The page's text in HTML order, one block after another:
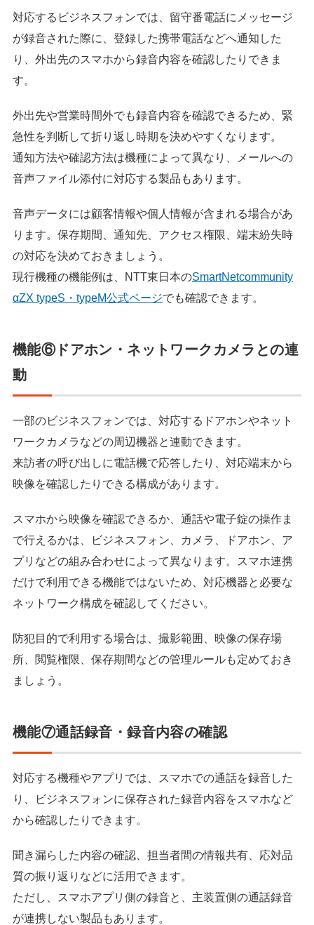
対応するビジネスフォンでは、留守番電話にメッセージ
が録音された際に、登録した携帯電話などへ通知した
り、外出先のスマホから録音内容を確認したりできま
す。
外出先や営業時間外でも録音内容を確認できるため、緊
急性を判断して折り返し時期を決めやすくなります。
通知方法や確認方法は機種によって異なり、メールへの
音声ファイル添付に対応する製品もあります。
音声データには顧客情報や個人情報が含まれる場合があ
ります。保存期間、通知先、アクセス権限、端末紛失時
の対応を決めておきましょう。
現行機種の機能例は、NTT東日本のSmartNetcommunity
αZX typeS・typeM公式ページでも確認できます。
機能⑥ドアホン・ネットワークカメラとの連
動
一部のビジネスフォンでは、対応するドアホンやネット
ワークカメラなどの周辺機器と連動できます。
来訪者の呼び出しに電話機で応答したり、対応端末から
映像を確認したりできる構成があります。
スマホから映像を確認できるか、通話や電子錠の操作ま
で行えるかは、ビジネスフォン、カメラ、ドアホン、ア
プリなどの組み合わせによって異なります。スマホ連携
だけで利用できる機能ではないため、対応機器と必要な
ネットワーク構成を確認してください。
防犯目的で利用する場合は、撮影範囲、映像の保存場
所、閲覧権限、保存期間などの管理ルールも定めておき
ましょう。
機能⑦通話録音・録音内容の確認
対応する機種やアプリでは、スマホでの通話を録音した
り、ビジネスフォンに保存された録音内容をスマホなど
から確認したりできます。
聞き漏らした内容の確認、担当者間の情報共有、応対品
質の振り返りなどに活用できます。
ただし、スマホアプリ側の録音と、主装置側の通話録音
が連携しない製品もあります。